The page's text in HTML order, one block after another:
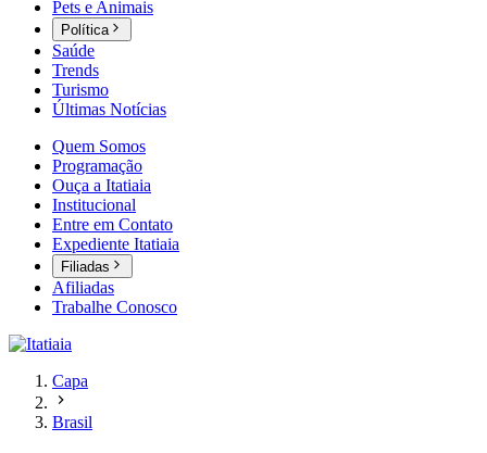
Pets e Animais
Política
Saúde
Trends
Turismo
Últimas Notícias
Quem Somos
Programação
Ouça a Itatiaia
Institucional
Entre em Contato
Expediente Itatiaia
Filiadas
Afiliadas
Trabalhe Conosco
Capa
Brasil